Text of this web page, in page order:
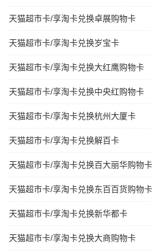
天猫超市卡/享淘卡兑换卓展购物卡
天猫超市卡/享淘卡兑换岁宝卡
天猫超市卡/享淘卡兑换大红鹰购物卡
天猫超市卡/享淘卡兑换中央红购物卡
天猫超市卡/享淘卡兑换杭州大厦卡
天猫超市卡/享淘卡兑换解百卡
天猫超市卡/享淘卡兑换百大丽华购物卡
天猫超市卡/享淘卡兑换东百百货购物卡
天猫超市卡/享淘卡兑换新华都卡
天猫超市卡/享淘卡兑换大商购物卡